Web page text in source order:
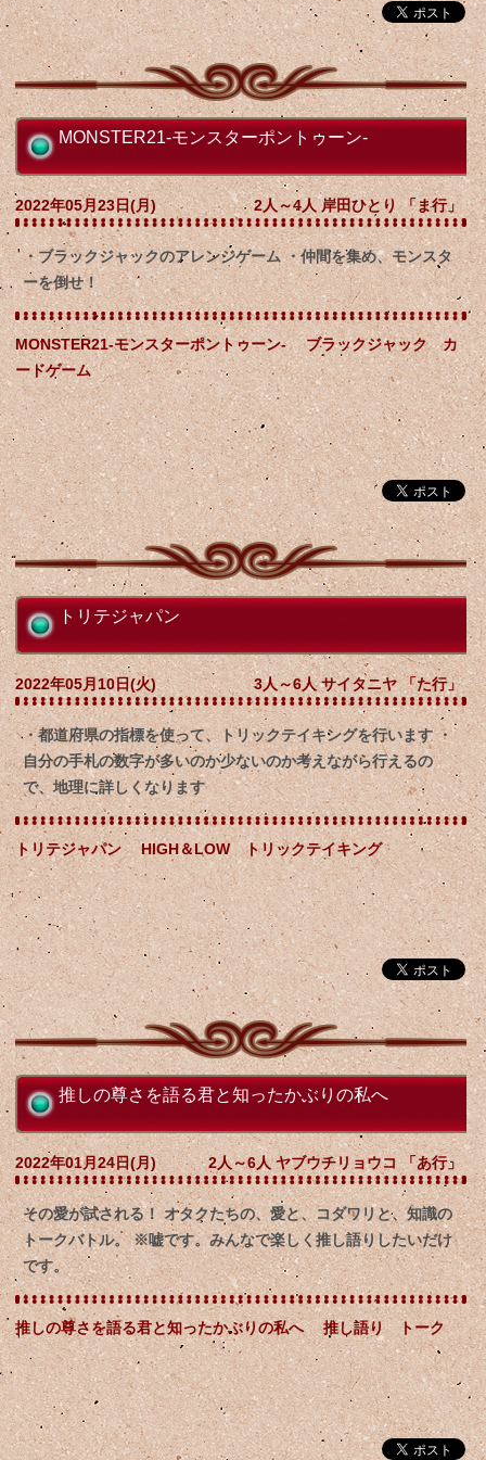
MONSTER21-モンスターポントゥーン-
2022年05月23日(月) 2人～4人 岸田ひとり 「ま行」
・ブラックジャックのアレンジゲーム ・仲間を集め、モンスタ
ーを倒せ！
MONSTER21-モンスターポントゥーン- ブラックジャック カ
ードゲーム
トリテジャパン
2022年05月10日(火) 3人～6人 サイタニヤ 「た行」
・都道府県の指標を使って、トリックテイキングを行います ・
自分の手札の数字が多いのか少ないのか考えながら行えるの
で、地理に詳しくなります
トリテジャパン HIGH＆LOW トリックテイキング
推しの尊さを語る君と知ったかぶりの私へ
2022年01月24日(月) 2人～6人 ヤブウチリョウコ 「あ行」
その愛が試される！ オタクたちの、愛と、コダワリと、知識の
トークバトル。 ※嘘です。みんなで楽しく推し語りしたいだけ
です。
推しの尊さを語る君と知ったかぶりの私へ 推し語り トーク